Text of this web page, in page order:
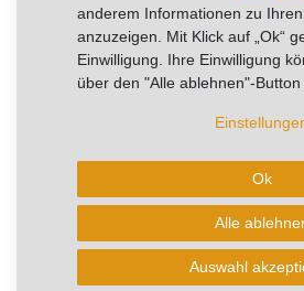
Artikel mit rel. kurzer Lieferzeit.
Kurzfristig verfügbar, Lieferzeit 2-4
In den
anderem Informationen zu
anzuzeigen. Mit Klick auf „Ok“
Einwilligung. Ihre Einwilligung
über den "Alle ablehnen"-Button
Ok
Alle
Auswahl